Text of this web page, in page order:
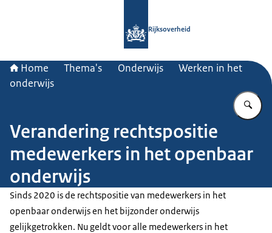
Rijksoverheid
Home Thema's Onderwijs
Werken in het
onderwijs
Verandering rechtspositie
medewerkers in het openbaar
onderwijs
Sinds 2020 is de rechtspositie van medewerkers in het
openbaar onderwijs en het bijzonder onderwijs
gelijkgetrokken. Nu geldt voor alle medewerkers in het